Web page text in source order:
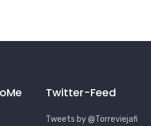
Twitter-Feed
Tweets by @Torreviejafi